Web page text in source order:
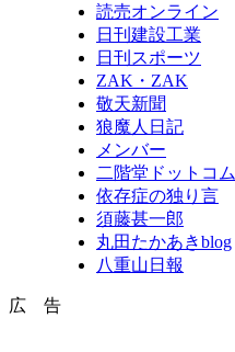
読売オンライン
日刊建設工業
日刊スポーツ
ZAK・ZAK
敬天新聞
狼魔人日記
メンバー
二階堂ドットコム
依存症の独り言
須藤甚一郎
丸田たかあきblog
八重山日報
広 告